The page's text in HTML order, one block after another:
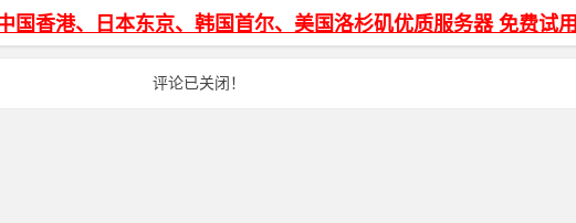
国香港、日本东京、韩国首尔、美国洛杉矶优质服务器 免费试用
评论已关闭！